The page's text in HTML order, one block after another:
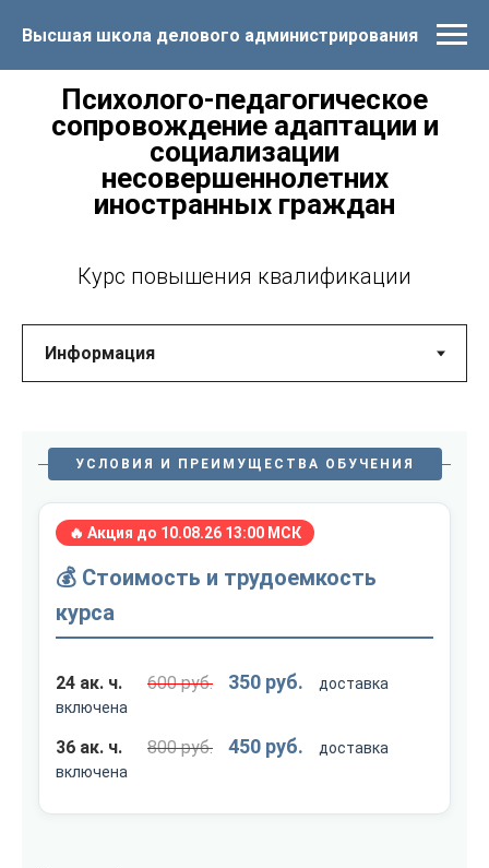
Высшая школа делового администрирования
Психолого-педагогическое
сопровождение адаптации и
социализации
несовершеннолетних
иностранных граждан
Курс повышения квалификации